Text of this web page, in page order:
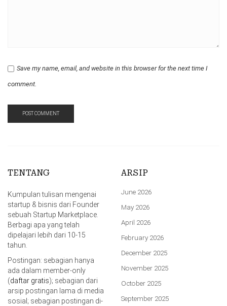
Save my name, email, and website in this browser for the next time I
comment.
TENTANG
Kumpulan tulisan mengenai
startup & bisnis dari Founder
sebuah Startup Marketplace.
Berbagi apa yang telah
dipelajari lebih dari 10-15
tahun.
Postingan: sebagian hanya
ada dalam member-only
(daftar gratis); sebagian dari
arsip postingan lama di media
sosial; sebagian postingan di-
ARSIP
June 2026
May 2026
April 2026
February 2026
December 2025
November 2025
October 2025
September 2025